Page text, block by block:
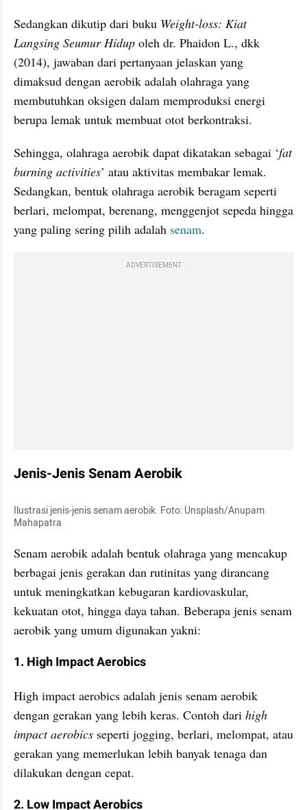
Sedangkan dikutip dari buku Weight-loss: Kiat
Langsing Seumur Hidup oleh dr. Phaidon L., dkk
(2014), jawaban dari pertanyaan jelaskan yang
dimaksud dengan aerobik adalah olahraga yang
membutuhkan oksigen dalam memproduksi energi
berupa lemak untuk membuat otot berkontraksi.
Sehingga, olahraga aerobik dapat dikatakan sebagai ‘fat
burning activities’ atau aktivitas membakar lemak.
Sedangkan, bentuk olahraga aerobik beragam seperti
berlari, melompat, berenang, menggenjot sepeda hingga
yang paling sering pilih adalah senam.
ADVERTISEMENT
Jenis-Jenis Senam Aerobik
Ilustrasi jenis-jenis senam aerobik. Foto: Unsplash/Anupam
Mahapatra
Senam aerobik adalah bentuk olahraga yang mencakup
berbagai jenis gerakan dan rutinitas yang dirancang
untuk meningkatkan kebugaran kardiovaskular,
kekuatan otot, hingga daya tahan. Beberapa jenis senam
aerobik yang umum digunakan yakni:
1. High Impact Aerobics
High impact aerobics adalah jenis senam aerobik
dengan gerakan yang lebih keras. Contoh dari high
impact aerobics seperti jogging, berlari, melompat, atau
gerakan yang memerlukan lebih banyak tenaga dan
dilakukan dengan cepat.
2. Low Impact Aerobics